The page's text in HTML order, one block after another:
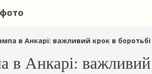
в Анкарі: важливий крок в
в Анкарі: